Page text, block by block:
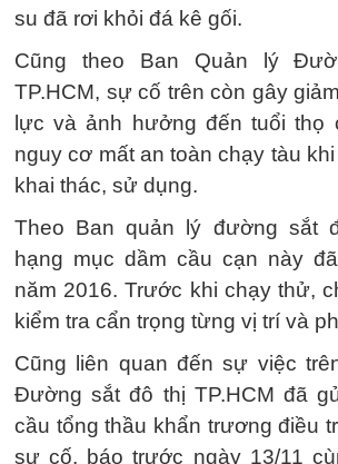
su đã rơi khỏi đá kê gối.
Cũng theo Ban Quản lý
TP.HCM, sự cố trên còn gây
lực và ảnh hưởng đến tuổi thọ
nguy cơ mất an toàn chạy tàu
khai thác, sử dụng.
Theo Ban quản lý đường sắt
hạng mục dầm cầu cạn này
năm 2016. Trước khi chạy thử,
kiểm tra cẩn trọng từng vị trí và
Cũng liên quan đến sự việc
Đường sắt đô thị TP.HCM đã
cầu tổng thầu khẩn trương điều
sự cố, báo trước ngày 13/11